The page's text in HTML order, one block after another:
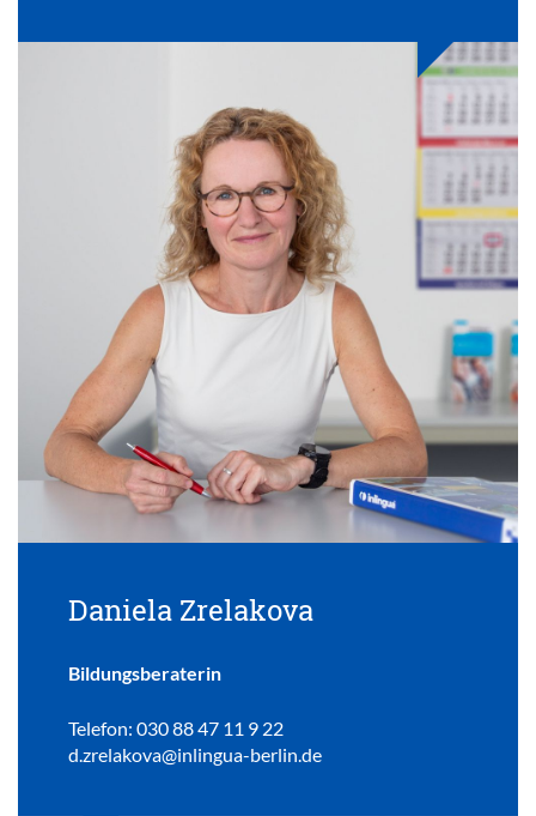
Daniela Zrelakova
Bildungsberaterin
Telefon: 030 88 47 11 9 22
d.zrelakova@inlingua-berlin.de